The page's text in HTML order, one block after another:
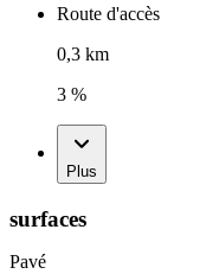
Route d'accès
0,3 km
3 %
Plus
surfaces
Pavé